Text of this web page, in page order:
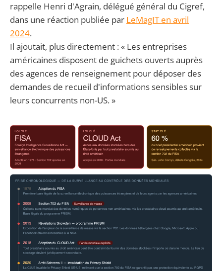
rappelle Henri d'Agrain, délégué général du Cigref,
dans une réaction publiée par LeMagIT en avril
2024.
Il ajoutait, plus directement : « Les entreprises
américaines disposent de guichets ouverts auprès
des agences de renseignement pour déposer des
demandes de recueil d'informations sensibles sur
leurs concurrents non-US. »